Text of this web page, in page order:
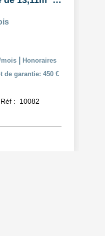
mois
Honoraires
de garantie: 450 €
Réf : 10082